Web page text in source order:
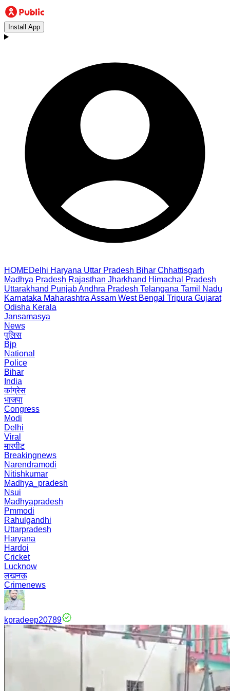
Install App
HOMEDelhi Haryana Uttar Pradesh Bihar Chhattisgarh
Madhya Pradesh Rajasthan Jharkhand Himachal Pradesh
Uttarakhand PunjabAndhra Pradesh Telangana Tamil Nadu
Karnataka Maharashtra Assam West Bengal Tripura Gujarat
Odisha Kerala
Jansamasya
News
पुलिस
Bjp
National
Police
Bihar
India
कांग्रेस
भाजपा
Congress
Modi
Delhi
Viral
मारपीट
Breakingnews
Narendramodi
Nitishkumar
Madhya_pradesh
Nsui
Madhyapradesh
Pmmodi
Rahulgandhi
Uttarpradesh
Haryana
Hardoi
Cricket
Lucknow
लखनऊ
Crimenews
kpradeep20789